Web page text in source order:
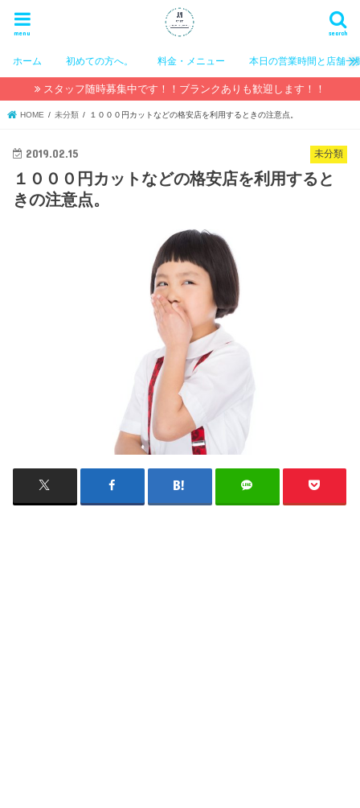
search
menu
ホーム 初めての方へ。 料金・メニュー 本日の営業時間と店舗一
スタッフ随時募集中です！！ブランクありも歓迎します！！
HOME 未分類 １０００円カットなどの格安店を利用するときの注意点。
未分類
2019.02.15
１０００円カットなどの格安店を利用すると
きの注意点。